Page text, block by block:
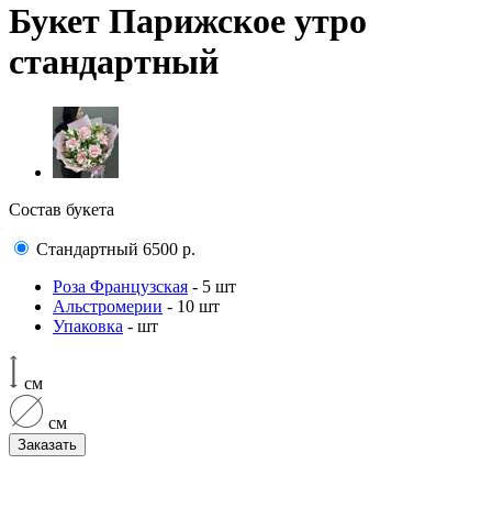
Букет Парижское утро
стандартный
Состав букета
Стандартный 6500 р.
Роза Французская - 5 шт
Альстромерии - 10 шт
Упаковка - шт
см
см
Заказать